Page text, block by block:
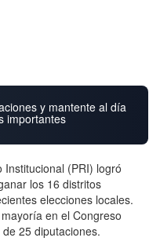
y mantente al día
importantes
(PRI) logró
los 16 distritos
elecciones locales.
en el Congreso
25 diputaciones.